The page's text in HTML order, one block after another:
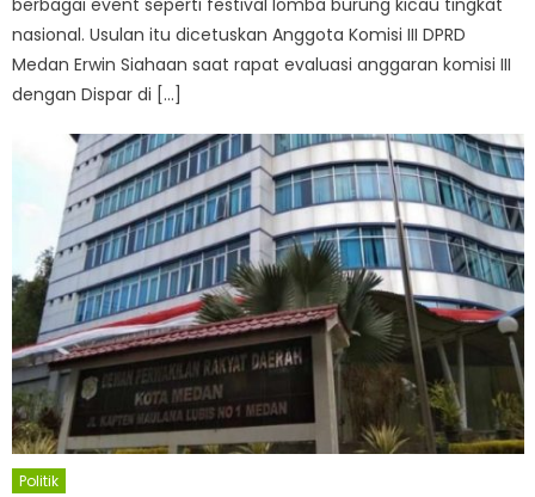
berbagai event seperti festival lomba burung kicau tingkat
nasional. Usulan itu dicetuskan Anggota Komisi III DPRD
Medan Erwin Siahaan saat rapat evaluasi anggaran komisi III
dengan Dispar di […]
Politik